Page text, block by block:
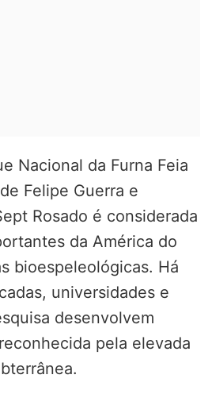
Nacional da Furna Feia
Felipe Guerra e
Rosado é considerada
da América do
bioespeleológicas. Há
universidades e
desenvolvem
pela elevada